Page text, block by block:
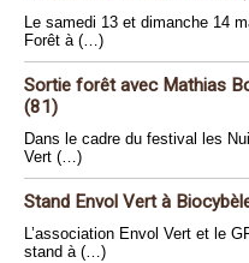
Le samedi 13 et dimanche 14
Forêt à (…)
Sortie forêt avec Mathias
(81)
Dans le cadre du festival les
Vert (…)
Stand Envol Vert à
L’association Envol Vert et le
stand à (…)